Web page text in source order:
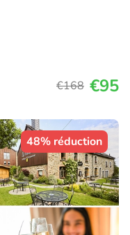
€168 €95
48% réduction